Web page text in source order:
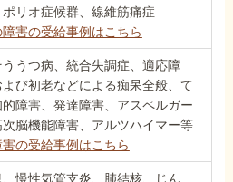
リオ症候群、線維筋痛症
障害の受給事例はこちら
ううつ病、統合失調症、適応障
び初老などによる痴呆全般、て
的障害、発達障害、アスペルガー
脳機能障害、アルツハイマー等
害の受給事例はこちら
慢性気管支炎、肺結核、じん